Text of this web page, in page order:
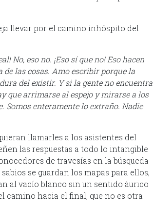
llevar por el camino inhóspito del
No, eso no. ¡Eso sí que no! Eso hacen
las cosas. Amo escribir porque la
del existir. Y si la gente no encuentra
que arrimarse al espejo y mirarse a los
Somos enteramente lo extraño. Nadie
llamarles a los asistentes del
las respuestas a todo lo intangible
de travesías en la búsqueda
se guardan los mapas para ellos,
al vacío blanco sin un sentido áurico
camino hacia el final, que no es otra